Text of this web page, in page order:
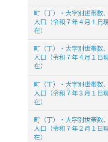
町（丁）・大字別世帯数、
人口（令和７年４月１日
在）
町（丁）・大字別世帯数、
人口（令和７年４月１日
在）
町（丁）・大字別世帯数、
人口（令和７年３月１日
在）
町（丁）・大字別世帯数、
人口（令和７年２月１日
在）